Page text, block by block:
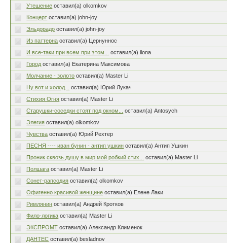
Утешение оставил(а) olkomkov
Концерт оставил(а) john-joy
Эльдорадо оставил(а) john-joy
Из паттерна оставил(а) Цернуннос
И все-таки при всем при этом...
оставил(а) ilona
Город оставил(а) Екатерина Максимова
Молчание - золото оставил(а) Master Li
Ну вот и холод...
оставил(а) Юрий Лукач
Стихия Огня оставил(а) Master Li
Старушки-соседки стоят под окном...
оставил(а) Antosych
Элегия оставил(а) olkomkov
Чувства оставил(а) Юрий Рехтер
ПЕСНЯ ---- иван бунин - антип ушкин оставил(а) Антип Ушкин
Проник сквозь душу в мир мой робкий стих...
оставил(а) Master Li
Полшага оставил(а) Master Li
Сонет-рапсодия оставил(а) olkomkov
Офигенно красивой женщине оставил(а) Елене Лаки
Римлянин оставил(а) Андрей Кротков
Фило-логика оставил(а) Master Li
ЭКСПРОМТ оставил(а) Александр Клименок
ДАНТЕС оставил(а) besladnov